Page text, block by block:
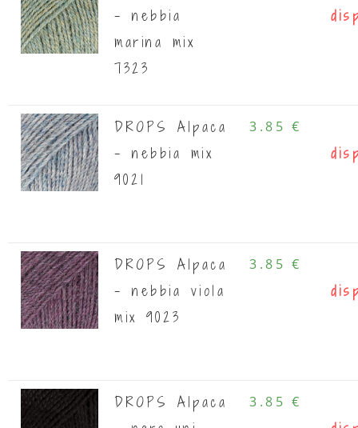
- nebbia
marina mix
7323
DROPS Alpaca
- nebbia mix
9021
3.85 €
DROPS Alpaca
- nebbia viola
mix 9023
3.85 €
DROPS Alpaca
3.85 €